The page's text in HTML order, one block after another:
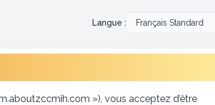
Langue :
»), vous acceptez d’être